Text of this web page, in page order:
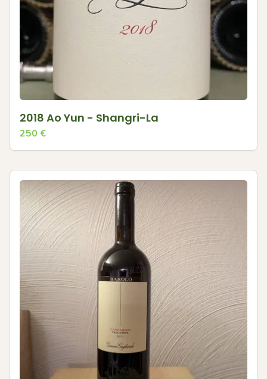
2018 Ao Yun - Shangri-La
250 €